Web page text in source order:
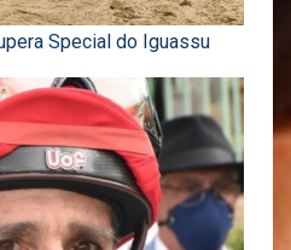
Special do Iguassu